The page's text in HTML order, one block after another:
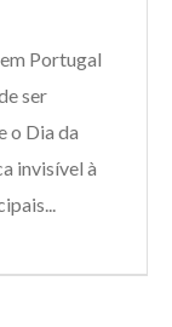
Portugal
ser
o Dia da
invisível à